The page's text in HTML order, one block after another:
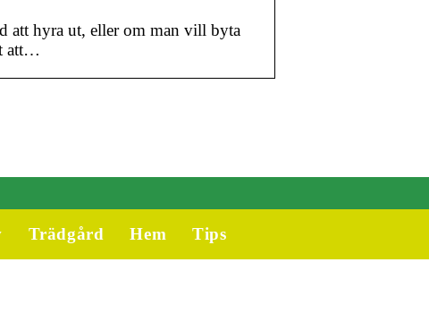
att hyra ut, eller om man vill byta
att…
Trädgård Hem Tips